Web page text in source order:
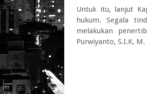
Untuk itu, lanjut
hukum. Segala
melakukan
Purwiyanto, S.I.K, M.